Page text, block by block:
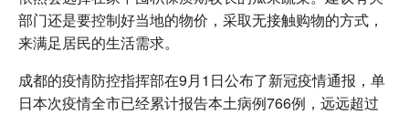
部门还是要控制好当地的物价，采取无接触购物的方式，
来满足居民的生活需求。
成都的疫情防控指挥部在9月1日公布了新冠疫情通报，单
日本次疫情全市已经累计报告本土病例766例，远远超过